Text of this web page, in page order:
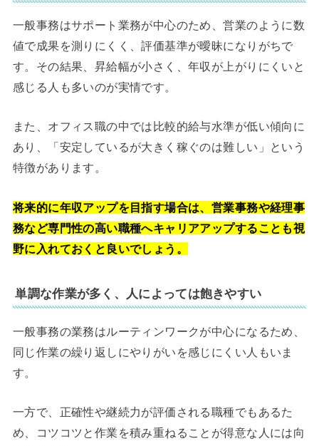
一般事務はサポート業務が中心のため、営業のように数
値で成果を測りにくく、評価基準が曖昧になりがちで
す。その結果、昇給幅が小さく、年収が上がりにくいと
感じる人も多いのが実情です。
また、オフィス職の中では比較的給与水準が低い傾向に
あり、「安定しているが大きく稼ぐのは難しい」という
特徴があります。
将来的に年収アップを目指す場合は、営業事務や経理事
務など専門性の高い職種へキャリアアップすることも視
野に入れておくと良いでしょう。
単調な作業が多く、人によっては飽きやすい
一般事務の業務はルーティンワークが中心になるため、
同じ作業の繰り返しにやりがいを感じにくい人もいま
す。
一方で、正確性や継続力が評価される職種でもあるた
め、コツコツと作業を積み重ねることが得意な人には向